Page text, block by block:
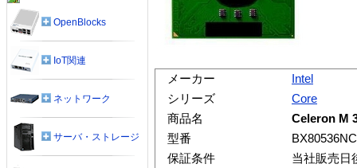
メーカー
Intel
シリーズ
Core
商品名
Celeron M
型番
保証条件
当社販売日
OpenBlocks
IoT関連
ネットワーク
サーバ・ストレージ